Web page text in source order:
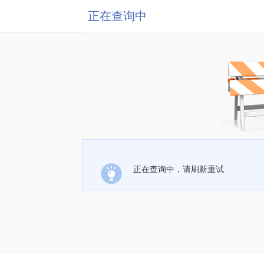
正在查询中
正在查询中，请刷新重试